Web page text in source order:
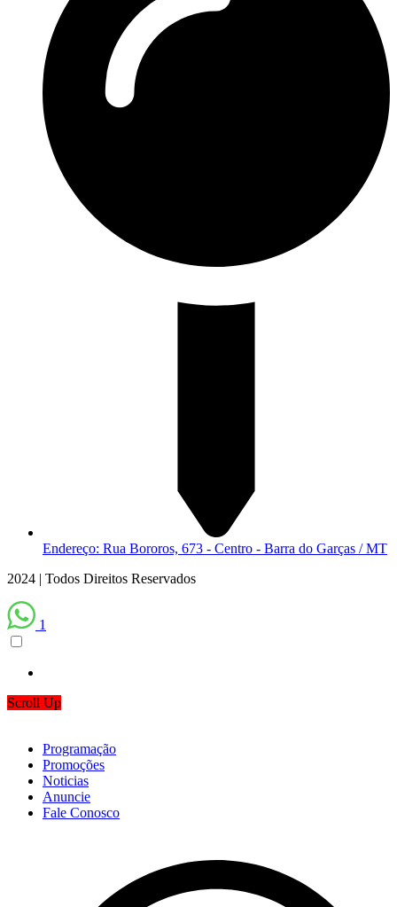
Endereço: Rua Bororos, 673 - Centro - Barra do Garças / MT
2024 | Todos Direitos Reservados
1
Scroll Up
Programação
Promoções
Noticias
Anuncie
Fale Conosco